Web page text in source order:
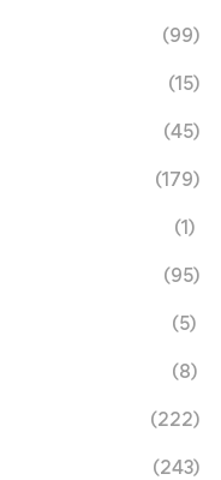
(99)
(15)
(45)
(179)
(1)
(95)
(5)
(8)
(222)
(243)